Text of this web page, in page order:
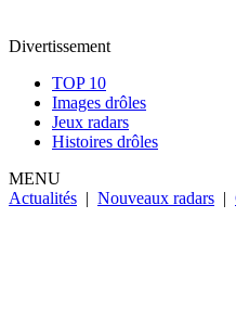
Divertissement
TOP 10
Images drôles
Jeux radars
Histoires drôles
MENU
Actualités | Nouveaux radars |